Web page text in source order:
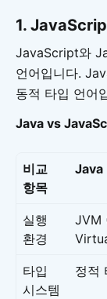
1.
JavaScript와
언어입니다.
동적 타입 언어
Java vs
비교
항목
Java
실행
환경
JVM
타입
시스템
정적